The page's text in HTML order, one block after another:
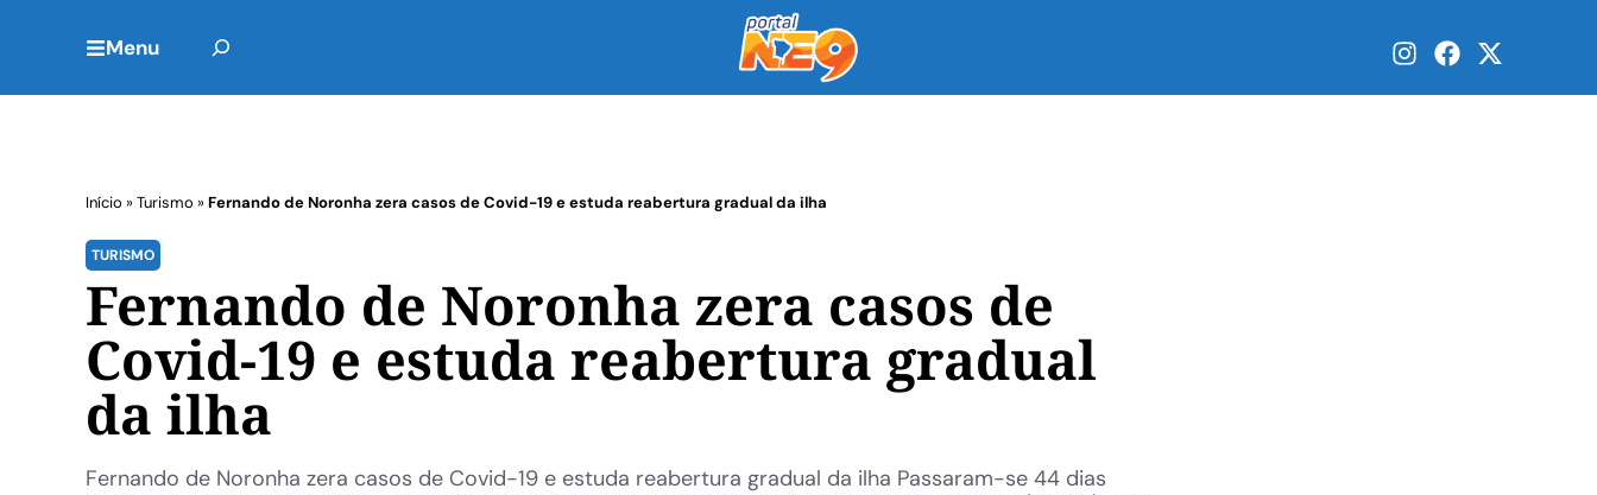
Menu
Início »Turismo »Fernando de Noronha zera casos de Covid-19 e estuda reabertura gradual da ilha
TURISMO
Fernando de Noronha zera casos de
Covid-19 e estuda reabertura gradual
da ilha
Fernando de Noronha zera casos de Covid-19 e estuda reabertura gradual da ilha Passaram-se 44 dias